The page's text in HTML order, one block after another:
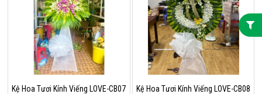
Kệ Hoa Tươi Kính Viếng LOVE-CB07 Kệ Hoa Tươi Kính Viếng LOVE-CB08